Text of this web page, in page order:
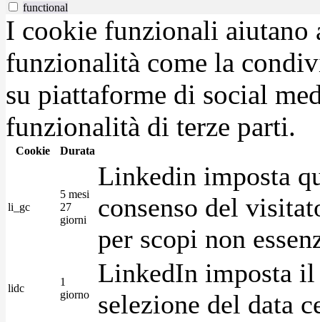
functional
I cookie funzionali aiutano
funzionalità come la
su piattaforme di social
funzionalità di terze parti.
Cookie Durata
li_gc
5 mesi
27
giorni
Linkedin imposta
consenso del
per scopi non
lidc
1
giorno
LinkedIn imposta
selezione del data